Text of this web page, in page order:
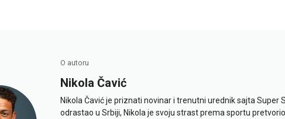
O autoru
Nikola Čavić
Nikola Čavić je priznati novinar i trenutni urednik sajta Super
odrastao u Srbiji, Nikola je svoju strast prema sportu